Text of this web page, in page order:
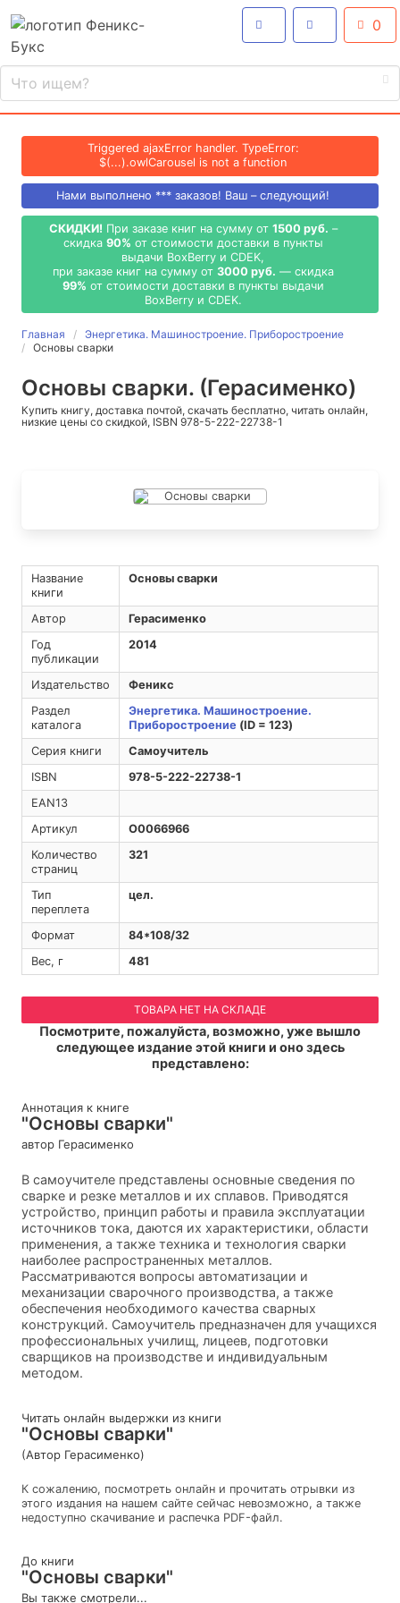
0
Triggered ajaxError handler. TypeError:
$(...).owlCarousel is not a function
Нами выполнено *** заказов! Ваш – следующий!
СКИДКИ! При заказе книг на сумму от 1500 руб. –
скидка 90% от стоимости доставки в пункты
выдачи BoxBerry и CDEK,
при заказе книг на сумму от 3000 руб. — скидка
99% от стоимости доставки в пункты выдачи
BoxBerry и CDEK.
Главная
Энергетика. Машиностроение. Приборостроение
Основы сварки
Основы сварки. (Герасименко)
Купить книгу, доставка почтой, скачать бесплатно, читать онлайн,
низкие цены со скидкой, ISBN 978-5-222-22738-1
Название
книги
Основы сварки
Автор
Герасименко
Год
публикации
2014
Издательство
Феникс
Раздел
каталога
Энергетика. Машиностроение.
Приборостроение(ID = 123)
Серия книги
Самоучитель
ISBN
978-5-222-22738-1
EAN13
Артикул
O0066966
Количество
страниц
321
Тип
переплета
цел.
Формат
84*108/32
Вес, г
481
ТОВАРА НЕТ НА СКЛАДЕ
Посмотрите, пожалуйста, возможно, уже вышло
следующее издание этой книги и оно здесь
представлено:
Аннотация к книге
"Основы сварки"
автор Герасименко
В самоучителе представлены основные сведения по
сварке и резке металлов и их сплавов. Приводятся
устройство, принцип работы и правила эксплуатации
источников тока, даются их характеристики, области
применения, а также техника и технология сварки
наиболее распространенных металлов.
Рассматриваются вопросы автоматизации и
механизации сварочного производства, а также
обеспечения необходимого качества сварных
конструкций. Самоучитель предназначен для учащихся
профессиональных училищ, лицеев, подготовки
сварщиков на производcтвe и индивидуальным
методом.
Читать онлайн выдержки из книги
"Основы сварки"
(Автор Герасименко)
К сожалению, посмотреть онлайн и прочитать отрывки из
этого издания на нашем сайте сейчас невозможно, а также
недоступно скачивание и распечка PDF-файл.
До книги
"Основы сварки"
Вы также смотрели...